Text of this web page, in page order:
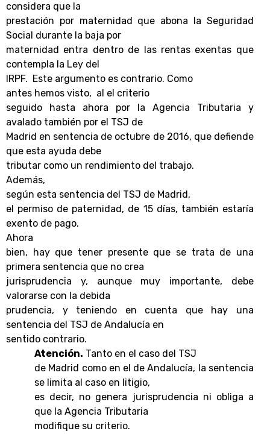
considera que la
prestación por maternidad que abona la Seguridad
Social durante la baja por
maternidad entra dentro de las rentas exentas que
contempla la Ley del
IRPF. Este argumento es contrario. Como
antes hemos visto, al el criterio
seguido hasta ahora por la Agencia Tributaria y
avalado también por el TSJ de
Madrid en sentencia de octubre de 2016, que defiende
que esta ayuda debe
tributar como un rendimiento del trabajo.
Además,
según esta sentencia del TSJ de Madrid,
el permiso de paternidad, de 15 días, también estaría
exento de pago.
Ahora
bien, hay que tener presente que se trata de una
primera sentencia que no crea
jurisprudencia y, aunque muy importante, debe
valorarse con la debida
prudencia, y teniendo en cuenta que hay una
sentencia del TSJ de Andalucía en
sentido contrario.
Atención. Tanto en el caso del TSJ
de Madrid como en el de Andalucía, la sentencia
se limita al caso en litigio,
es decir, no genera jurisprudencia ni obliga a
que la Agencia Tributaria
modifique su criterio.